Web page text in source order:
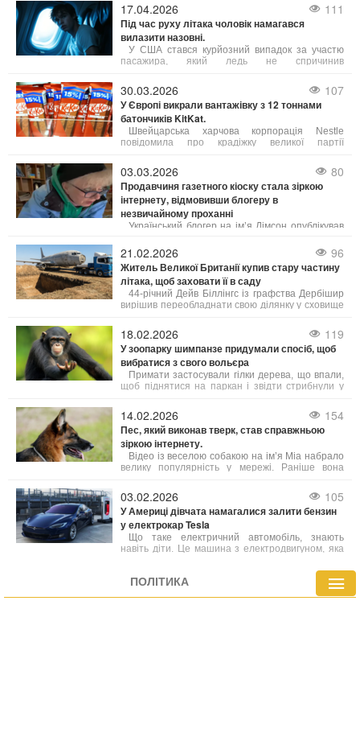
17.04.2026 111
Під час руху літака чоловік намагався
вилазити назовні.
У США стався курйозний випадок за участю
пасажира, який ледь не спричинив
посадковій смузі чоловік раптово відчинив
аварійні двері та намагався вилазити назовні.
30.03.2026 107
У Європі викрали вантажівку з 12 тоннами
батончиків KitKat.
Швейцарська харчова корпорація Nestle
повідомила про крадіжку великої партії
близько 12 тонн. За інформацією DW, інцидент
трапився минулого тижня під час перевезення
продукції.
03.03.2026 80
Продавчиня газетного кіоску стала зіркою
інтернету, відмовивши блогеру в
незвичайному проханні
Український блогер на ім’я Дімсон опублікував
кіоску. У ролику він просить продати йому
журнал «з дівчатами», пояснюючи, що через
відсутність електрики не може дивитися
інтимний контент онлайн.
21.02.2026 96
Житель Великої Британії купив стару частину
літака, щоб заховати її в саду
44-річний Дейв Біллінгс із графства Дербішир
вирішив переобладнати свою ділянку у сховище
він придбав через Facebook Marketplace
хвостову частину Boeing 737, яку планує
поховати під землею та переобладнати на
повноцінний захищений бункер.
18.02.2026 119
У зоопарку шимпанзе придумали спосіб, щоб
вибратися з свого вольєра
Примати застосували гілки дерева, що впали,
щоб піднятися на паркан і звідти стрибнули у
гостей. Такі несподівані сусіди на прогулянковій
стежці — це далеко не щоденне явище.
14.02.2026 154
Пес, який виконав тверк, став справжньою
зіркою інтернету.
Відео із веселою собакою на ім’я Міа набрало
велику популярність у мережі. Раніше вона
згодом її взяла до себе родина зі Шотландії.
Зараз життя Міа кардинально змінилося: вона
щодня отримує ласку та турботу від своїх
власників.
03.02.2026 105
У Америці дівчата намагалися залити бензин
у електрокар Tesla
Що таке електричний автомобіль, знають
навіть діти. Це машина з електродвигуном, яка
це і підтверджує – електрокар їздить на
електриці. Однак не всі це розуміють.
ПОЛІТИКА